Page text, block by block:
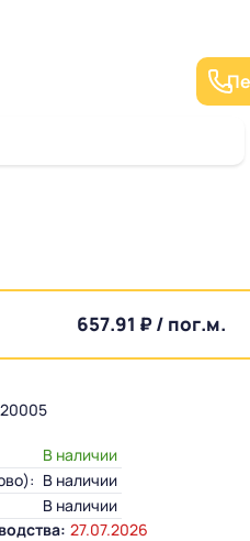
657.91 ₽ / пог.м.
20005
В наличии
В наличии
В наличии
27.07.2026